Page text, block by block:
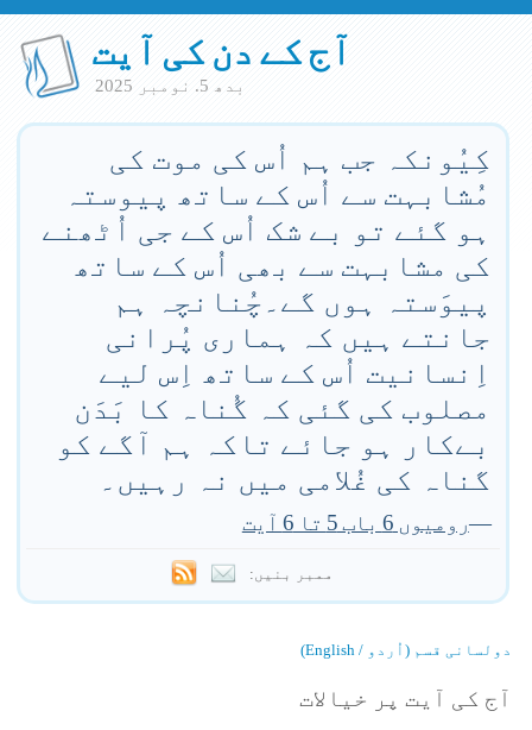
آج کے دن کی آیت
بدھ 5. نومبر 2025
کِیُونکہ جب ہم اُس کی موت کی
مُشابہت سے اُس کے ساتھ پیوستہ
ہو گئے تو بے شک اُس کے جی اُٹھنے
کی مشابہت سے بھی اُس کے ساتھ
پیوَستہ ہوں گے۔چُنانچہ ہم
جانتے ہیں کہ ہماری پُرانی
اِنسانیت اُس کے ساتھ اِس لیے
مصلوب کی گئی کہ گُناہ کا بَدَن
بےکار ہو جائے تاکہ ہم آگے کو
گناہ کی غُلامی میں نہ رہیں۔
—رومیوں 6 باب 5 تا 6 آیت
ممبر بنیں:
دولسانی قسم (اُردو / English)
آج کی آیت پر خیالات